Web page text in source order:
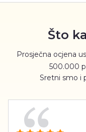
Što
Prosječna ocjena
500.000
Sretni smo i